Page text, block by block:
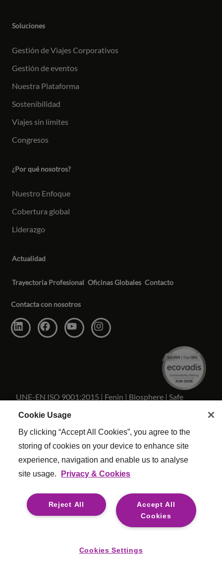
Soluciones
Gestión de Viajes Corporativos
Gestión de eventos
Nuestra Plataforma
Sostenibilidad
Viajes sin límites
Congresos
¿Por qué nosotros?
Nuestro Enfoque
Cobertura global
Liderazgo
Actualidad
Trayectoria Profesional Oficinas Globales Contacto
Contacta con nosotros
UNE-EN ISO 9001:2015 | Fenin | Biosphere | Safe
Travels
reservados.
Términos y condiciones| Configuracion De Cookies
Politica Calidad
Esclavitud moderna| Legal
For media opportunities please contact
Safecall, línea directa para denunciar irregularidades de forma
Cookie Usage
By clicking “Accept All Cookies”, you agree to the
storing of cookies on your device to enhance site
experience, navigation and enable us to analyse
site usage.
Privacy & Cookies
Accept All
Cookies
Reject All
Cookies Settings